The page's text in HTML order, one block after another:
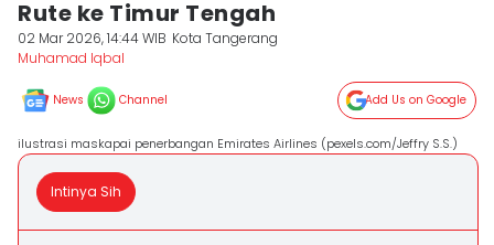
Rute ke Timur Tengah
02 Mar 2026, 14:44 WIB Kota Tangerang
Muhamad Iqbal
News Channel Add Us on Google
ilustrasi maskapai penerbangan Emirates Airlines (pexels.com/Jeffry S.S.)
Intinya Sih